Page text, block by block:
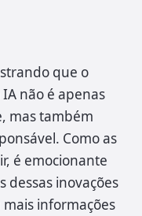
que o
não é apenas
mas também
Como as
é emocionante
dessas inovações
informações